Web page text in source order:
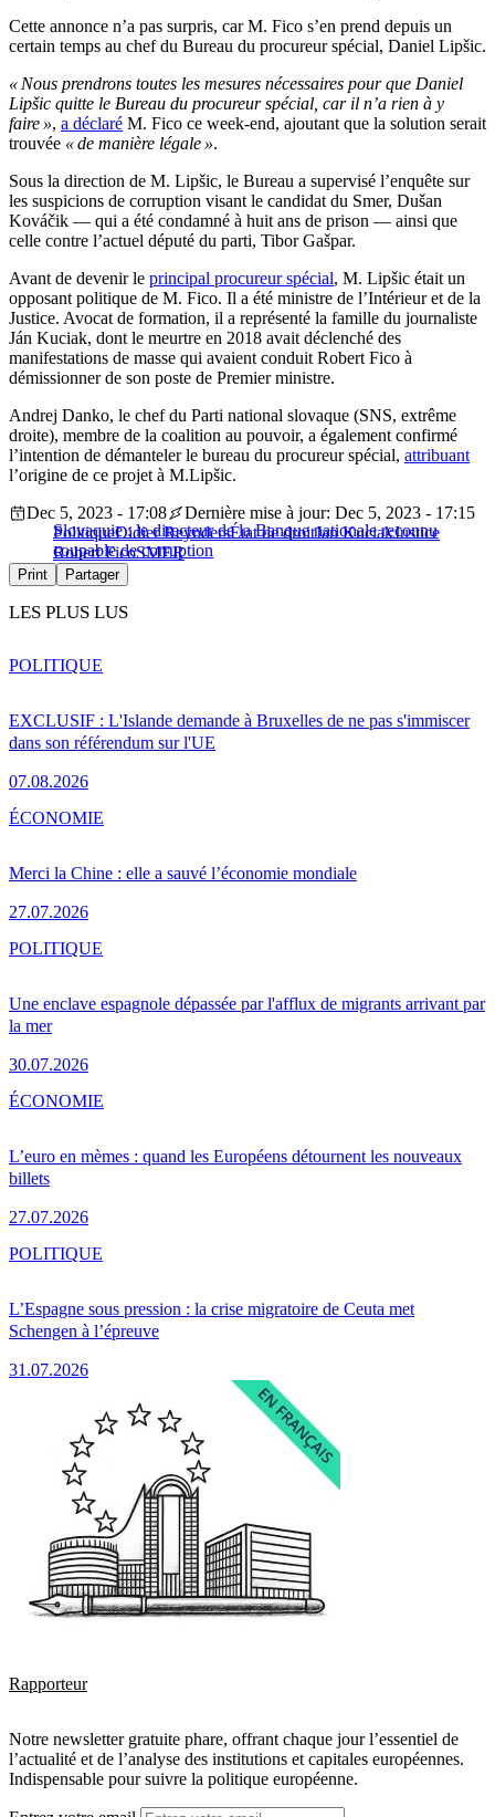
Cette annonce n’a pas surpris, car M. Fico s’en prend depuis un
certain temps au chef du Bureau du procureur spécial, Daniel Lipšic.
« Nous prendrons toutes les mesures nécessaires pour que Daniel
Lipšic quitte le Bureau du procureur spécial, car il n’a rien à y
faire », a déclaré M. Fico ce week-end, ajoutant que la solution serait
trouvée « de manière légale ».
Sous la direction de M. Lipšic, le Bureau a supervisé l’enquête sur
les suspicions de corruption visant le candidat du Smer, Dušan
Kováčik — qui a été condamné à huit ans de prison — ainsi que
celle contre l’actuel député du parti, Tibor Gašpar.
Avant de devenir le principal procureur spécial, M. Lipšic était un
opposant politique de M. Fico. Il a été ministre de l’Intérieur et de la
Justice. Avocat de formation, il a représenté la famille du journaliste
Ján Kuciak, dont le meurtre en 2018 avait déclenché des
manifestations de masse qui avaient conduit Robert Fico à
démissionner de son poste de Premier ministre.
Andrej Danko, le chef du Parti national slovaque (SNS, extrême
droite), membre de la coalition au pouvoir, a également confirmé
l’intention de démanteler le bureau du procureur spécial, attribuant
l’origine de ce projet à M.Lipšic.
Slovaquie : le directeur de la Banque nationale reconnu
coupable de corruption
Dec 5, 2023 - 17:08
Dernière mise à jour: Dec 5, 2023 - 17:15
PolitiqueDidier ReyndersÉtat de droitJan KuciakJustice
Robert FicoSMER
Print Partager
LES PLUS LUS
EXCLUSIF : L'Islande demande à Bruxelles de ne pas s'immiscer
dans son référendum sur l'UE
07.08.2026
POLITIQUE
Merci la Chine : elle a sauvé l’économie mondiale
27.07.2026
ÉCONOMIE
Une enclave espagnole dépassée par l'afflux de migrants arrivant par
la mer
30.07.2026
POLITIQUE
L’euro en mèmes : quand les Européens détournent les nouveaux
billets
27.07.2026
ÉCONOMIE
L’Espagne sous pression : la crise migratoire de Ceuta met
Schengen à l’épreuve
31.07.2026
POLITIQUE
Rapporteur
Notre newsletter gratuite phare, offrant chaque jour l’essentiel de
l’actualité et de l’analyse des institutions et capitales européennes.
Indispensable pour suivre la politique européenne.